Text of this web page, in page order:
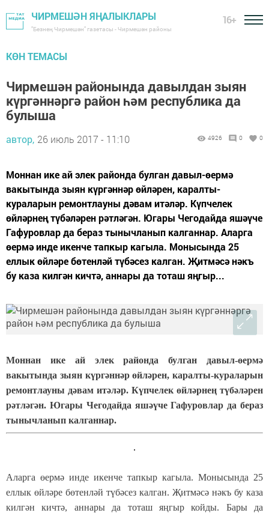
ЧИРМЕШӘН ЯҢАЛЫКЛАРЫ
"Безнең Чирмешән" газетасы - Чирмешән районы
16+
КӨН ТЕМАСЫ
Чирмешән районында давылдан зыян
күргәннәргә район һәм республика да
булыша
автор, 26 июль 2017 - 11:10 4926 0 0
Моннан ике ай элек районда булган давыл-өермә
вакытында зыян күргәннәр өйләрен, каралты-
кураларын ремонтлауны дәвам итәләр. Күпчелек
өйләрнең түбәләрен рәтләгән. Югары Чегодайда яшәүче
Гафуровлар да бераз тынычланып калганнар. Аларга
өермә инде икенче тапкыр кагыла. Монысында 25
еллык өйләре бөтенләй түбәсез калган. Җитмәсә нәкъ
бу каза килгән кичтә, аннары да тоташ яңгыр...
Моннан ике ай элек районда булган давыл-өермә
вакытында зыян күргәннәр өйләрен, каралты-кураларын
ремонтлауны дәвам итәләр. Күпчелек өйләрнең түбәләрен
рәтләгән. Югары Чегодайда яшәүче Гафуровлар да бераз
тынычланып калганнар.
Аларга өермә инде икенче тапкыр кагыла. Монысында 25
еллык өйләре бөтенләй түбәсез калган. Җитмәсә нәкъ бу каза
килгән кичтә, аннары
да тоташ яңгыр койды. Бары да